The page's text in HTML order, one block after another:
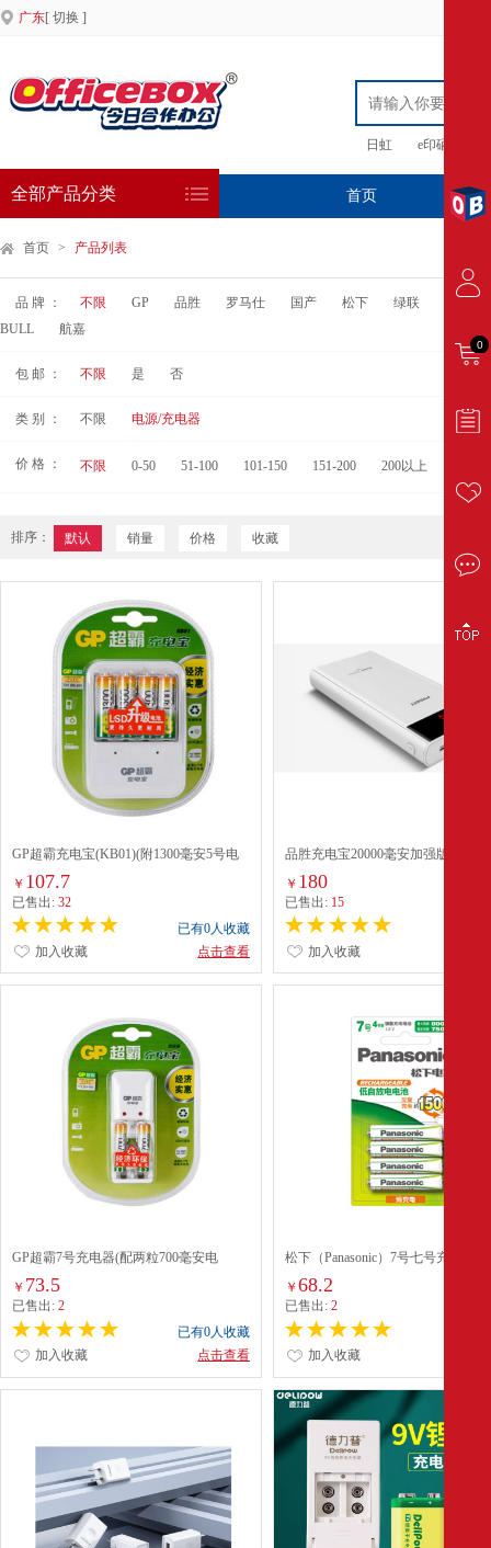
广东[ 切换 ]
日虹 e印硒鼓
全部产品分类 首页 专
首页 > 产品列表
品 牌 ： 不限 GP 品胜 罗马仕 国产 松下 绿联
BULL
航嘉
包 邮 ： 不限 是 否
类 别 ： 不限 电源/充电器
价 格 ： 不限 0-50 51-100 101-150 151-200 200以上
排序： 默认 销量 价格 收藏
GP超霸充电宝(KB01)(附1300毫安5号电
池4粒)
￥ 107.7
已售出: 32
已有0人收藏
点击查看
加入收藏
品胜充电宝20000毫安加强版
￥ 180
已售出: 15
加入收藏
GP超霸7号充电器(配两粒700毫安电
池)KB02GW70-2L2
￥ 73.5
已售出: 2
已有0人收藏
点击查看
加入收藏
松下（Panasonic）7号七号充电电
（4MRC/4B）
￥68.2
已售出:2
加入收藏
0